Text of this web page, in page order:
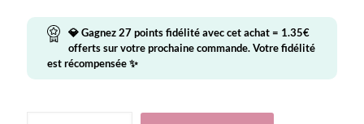
💎 Gagnez27points fidélité avec cet achat = 1.35€
offerts sur votre prochaine commande. Votre fidélité
est récompensée ✨